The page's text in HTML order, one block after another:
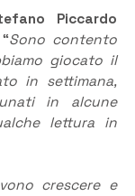
Piccardo
“Sono contento
giocato il
in settimana,
in alcune
lettura in
crescere e